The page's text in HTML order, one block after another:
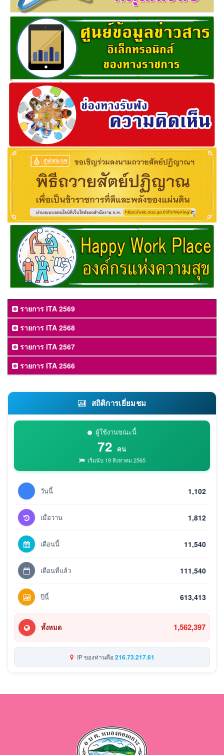
รายการ ITA 2569
รายการ ITA 2568
รายการ ITA 2567
รายการ ITA 2566
สถิติการเยี่ยมชม
ผู้ใช้งานขณะนี้
72 คน
เริ่มนับ 19 สิงหาคม 2565
วันนี้ 1,102
เมื่อวาน 1,812
เดือนนี้ 11,540
เดือนที่แล้ว 111,540
ปีนี้ 613,413
ทั้งหมด 1,562,397
IP ของท่านคือ216.73.217.61